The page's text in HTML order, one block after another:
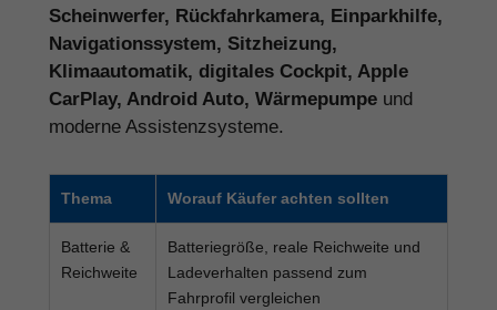
Scheinwerfer, Rückfahrkamera, Einparkhilfe,
Navigationssystem, Sitzheizung,
Klimaautomatik, digitales Cockpit, Apple
CarPlay, Android Auto, Wärmepumpe und
moderne Assistenzsysteme.
Thema Worauf Käufer achten sollten
Batterie &
Reichweite
Batteriegröße, reale Reichweite und
Ladeverhalten passend zum
Fahrprofil vergleichen